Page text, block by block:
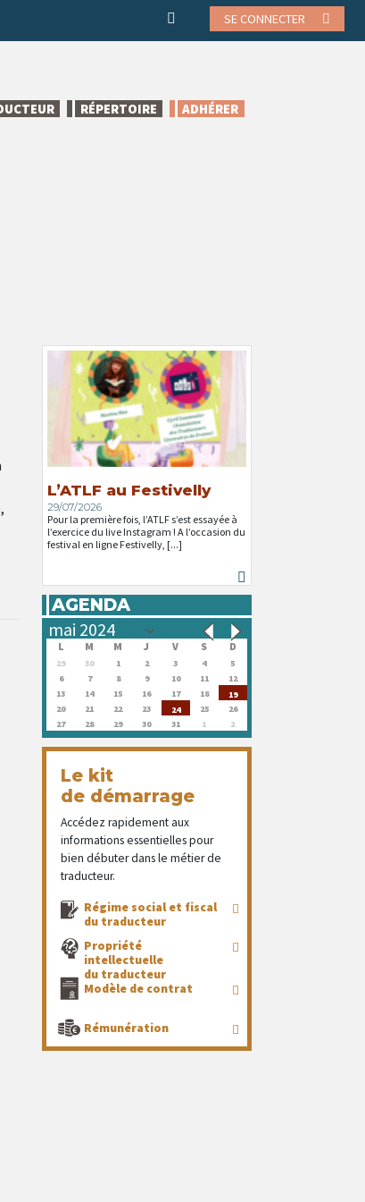
SE CONNECTER
RÉPERTOIRE ADHÉRER
L’ATLF au Festivelly
29/07/2026
Pour la première fois, l’ATLF s’est essayée à
l’exercice du live Instagram ! A l’occasion du
festival en ligne Festivelly, [...]
AGENDA
L M M J V S D
29 30 1 2 3 4
5
6
7 8 9 10 11
12
13
14 15 16 17 18
19
20
21 22 23 24 25
26
27
28 29 30 31 1 2
Le kit
de démarrage
Accédez rapidement aux
informations essentielles pour
bien débuter dans le métier de
traducteur.
Régime social et fiscal
du traducteur
Propriété
intellectuelle
du traducteur
Modèle de contrat
Rémunération